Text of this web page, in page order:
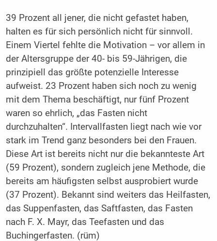
39 Prozent all jener, die nicht gefastet haben,
halten es für sich persönlich nicht für sinnvoll.
Einem Viertel fehlte die Motivation – vor allem in
der Altersgruppe der 40- bis 59-Jährigen, die
prinzipiell das größte potenzielle Interesse
aufweist. 23 Prozent haben sich noch zu wenig
mit dem Thema beschäftigt, nur fünf Prozent
waren so ehrlich, „das Fasten nicht
durchzuhalten“. Intervallfasten liegt nach wie vor
stark im Trend ganz besonders bei den Frauen.
Diese Art ist bereits nicht nur die bekannteste Art
(59 Prozent), sondern zugleich jene Methode, die
bereits am häufigsten selbst ausprobiert wurde
(37 Prozent). Bekannt sind weiters das Heilfasten,
das Suppenfasten, das Saftfasten, das Fasten
nach F. X. Mayr, das Teefasten und das
Buchingerfasten. (rüm)